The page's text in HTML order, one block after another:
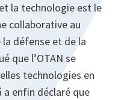
la technologie est le
collaborative au
défense et de la
que l’OTAN se
technologies en
a enfin déclaré que